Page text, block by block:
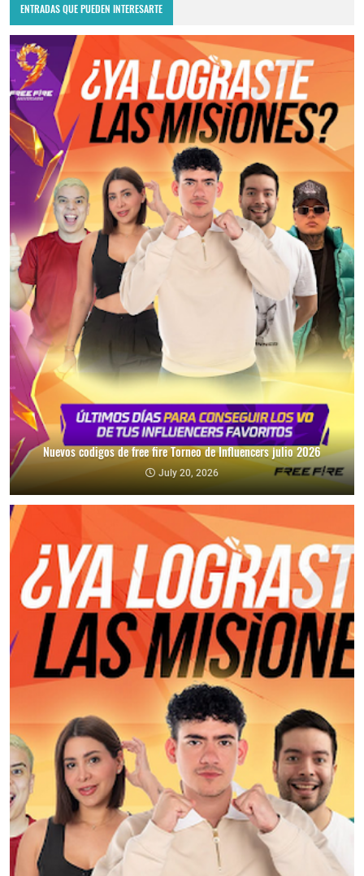
ENTRADAS QUE PUEDEN INTERESARTE
Nuevos codigos de free fire Torneo de Influencers julio 2026
July 20, 2026